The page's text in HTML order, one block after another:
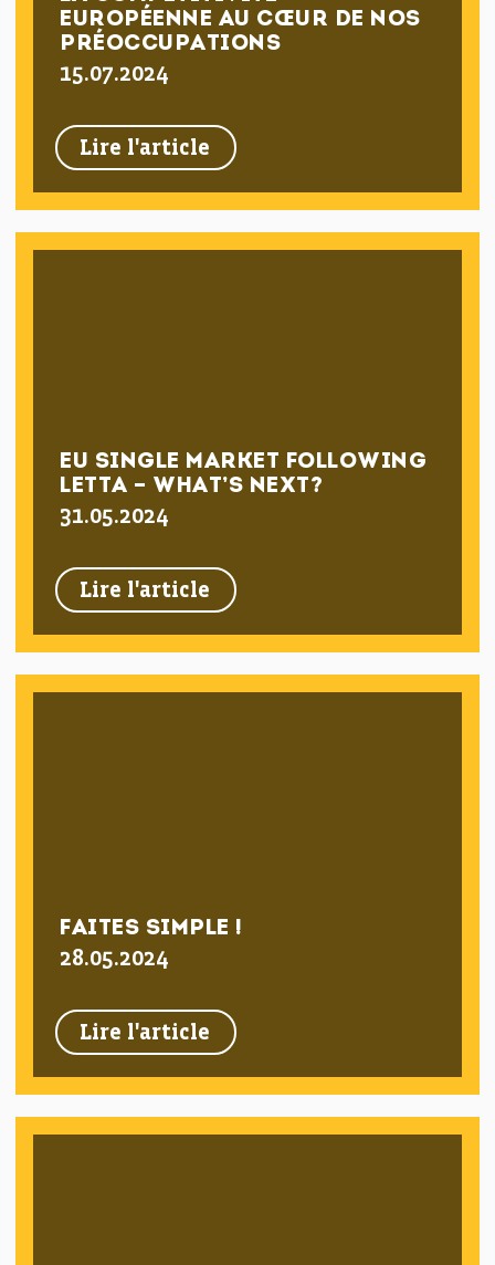
EUROPÉENNE AU CŒUR DE NOS
PRÉOCCUPATIONS
Lire l'article
15.07.2024
EU SINGLE MARKET FOLLOWING
LETTA – WHAT’S NEXT?
Lire l'article
31.05.2024
FAITES SIMPLE !
Lire l'article
28.05.2024